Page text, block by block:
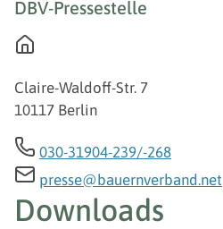
DBV-Pressestelle
Claire-Waldoff-Str. 7
10117 Berlin
030-31904-239/-268
presse@bauernverband.net
Downloads